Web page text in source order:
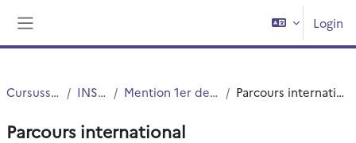
Login
Cursussen INSPE Mention 1er degré Parcours international
Parcours international